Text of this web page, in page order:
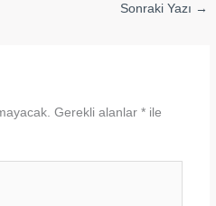
Sonraki Yazı →
Gerekli alanlar *ile